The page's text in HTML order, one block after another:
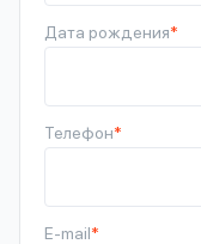
Дата рождения*
Телефон*
E-mail*